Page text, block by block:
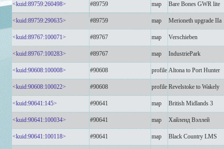
<kuid:89759:260498> #89759 map Bare Bones GWR lite
<kuid:89759:290635> #89759 map Merioneth upgrade IIa
<kuid:89767:100071> #89767 map Verschieben
<kuid:89767:100283> #89767 map IndustriePark
<kuid:90608:100008> #90608 profile Altona to Port Hunter
<kuid:90608:100022> #90608 profile Revelstoke to Wakely
<kuid:90641:145> #90641 map British Midlands 3
<kuid:90641:100034> #90641 map Хайленд Вэллей
<kuid:90641:100118> #90641 map Black Country LMS